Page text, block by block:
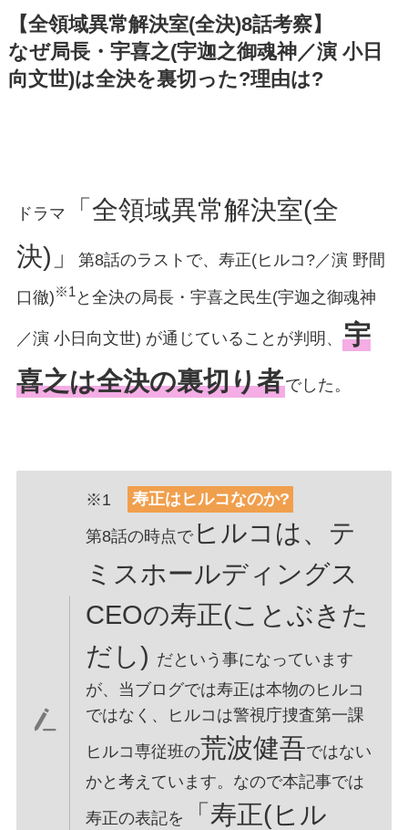
【全領域異常解決室(全決)8話考察】
なぜ局長・宇喜之(宇迦之御魂神／演 小日
向文世)は全決を裏切った?理由は?
ドラマ
「全領域異常解決室(全
決)」
第8話のラストで、寿正(ヒルコ?／演 野間
口徹)※1と全決の局長・宇喜之民生(宇迦之御魂神
／演 小日向文世) が通じていることが判明、 宇
喜之は全決の裏切り者でした。
※1
寿正はヒルコなのか?
第8話の時点でヒルコは、テ
ミスホールディングス
CEOの寿正(ことぶきた
だし) だという事になっています
が、当ブログでは寿正は本物のヒルコ
ではなく、ヒルコは警視庁捜査第一課
ヒルコ専従班の荒波健吾ではない
かと考えています。なので本記事では
寿正の表記を
「寿正(ヒル